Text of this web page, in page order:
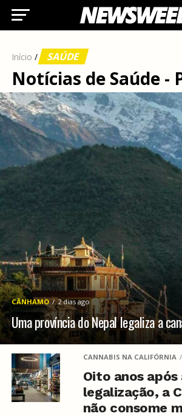
Início / SAÚDE
Notícias de Saúde -
CÂNHAMO 2 dias ago
Uma província do Nepal legaliza a
CANNABIS NA CALIFÓRNIA
Oito anos após
legalização, a
não consome